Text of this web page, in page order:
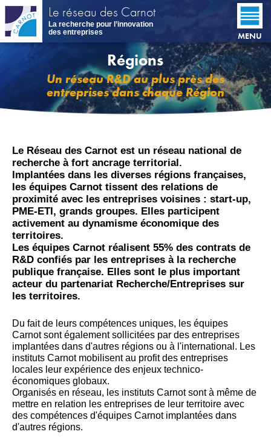
Aller
contenu
principal
Le réseau des Carnot
La recherche pour l’innovation
des entreprises
MENU
Régions
Un réseau R&D au plus près des
entreprises dans chaque Région
Le Réseau des Carnot est un réseau national de
recherche à fort ancrage territorial.
Implantées dans les diverses régions françaises,
les équipes Carnot tissent des relations de
proximité avec les entreprises voisines : start-up,
PME-ETI, grands groupes. Elles participent
activement au dynamisme économique des
territoires.
Les équipes Carnot réalisent 55% des contrats de
R&D confiés par les entreprises à la recherche
publique française. Elles sont le plus important
acteur du partenariat Recherche/Entreprises sur
les territoires.
Du fait de leurs compétences uniques, les équipes
Carnot sont également sollicitées par des entreprises
implantées dans d'autres régions ou à l'international. Les
instituts Carnot mobilisent au profit des entreprises
locales leur expérience des enjeux technico-
économiques globaux.
Organisés en réseau, les instituts Carnot sont à même de
mettre en relation les entreprises de leur territoire avec
des compétences d'équipes Carnot implantées dans
d'autres régions.